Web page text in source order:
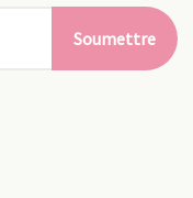
Soumettre